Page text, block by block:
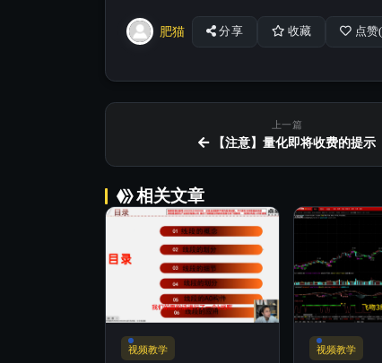
肥猫 分享 收藏 点赞(
上一篇
【注意】量化即将收费的提示
相关文章
视频教学 视频教学